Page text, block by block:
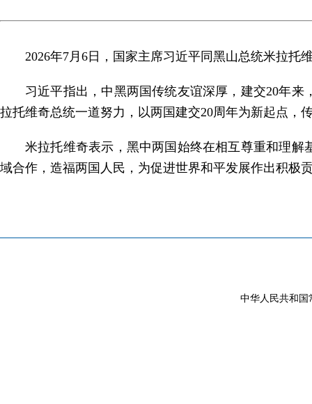
2026年7月6日，国家主席习近平同黑山总统米拉托
习近平指出，中黑两国传统友谊深厚，建交20年
拉托维奇总统一道努力，以两国建交20周年为新起点，
米拉托维奇表示，黑中两国始终在相互尊重和理
域合作，造福两国人民，为促进世界和平发展作出积极
中华人民共和国